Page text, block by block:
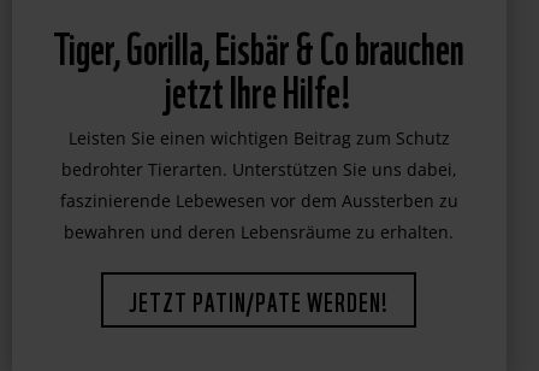
Tiger, Gorilla, Eisbär & Co brauchen
jetzt Ihre Hilfe!
Leisten Sie einen wichtigen Beitrag zum Schutz
bedrohter Tierarten. Unterstützen Sie uns dabei,
faszinierende Lebewesen vor dem Aussterben zu
bewahren und deren Lebensräume zu erhalten.
JETZT PATIN/PATE WERDEN!